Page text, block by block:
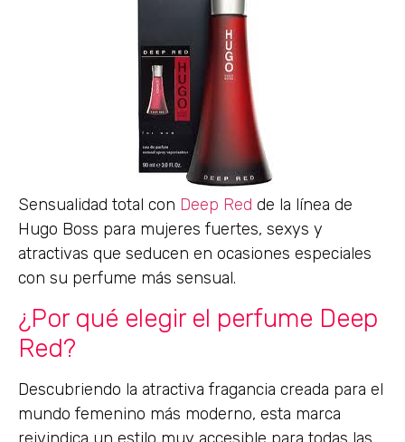
Sensualidad total con Deep Red de la línea de
Hugo Boss para mujeres fuertes, sexys y
atractivas que seducen en ocasiones especiales
con su perfume más sensual.
¿Por qué elegir el perfume Deep
Red?
Descubriendo la atractiva fragancia creada para el
mundo femenino más moderno, esta marca